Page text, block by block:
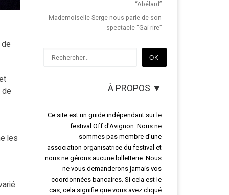
de
les
“Abélard”
Mademoiselle Serge nous parle de son
spectacle “Gai rire”
OK
À PROPOS ▼
Ce site est un guide indépendant sur le
festival Off d'Avignon. Nous ne
sommes pas membre d’une
association organisatrice du festival et
nous ne gérons aucune billetterie. Nous
ne vous demanderons jamais vos
coordonnées bancaires. Si cela est le
cas, cela signifie que vous avez cliqué